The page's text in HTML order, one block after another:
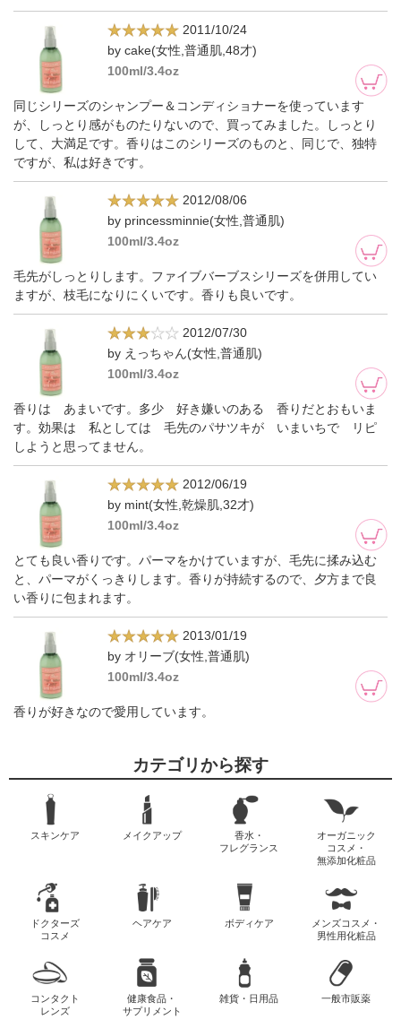
2011/10/24
by cake(女性,普通肌,48才)
100ml/3.4oz
同じシリーズのシャンプー＆コンディショナーを使っています
が、しっとり感がものたりないので、買ってみました。しっとり
して、大満足です。香りはこのシリーズのものと、同じで、独特
ですが、私は好きです。
2012/08/06
by princessminnie(女性,普通肌)
100ml/3.4oz
毛先がしっとりします。ファイブバーブスシリーズを併用してい
ますが、枝毛になりにくいです。香りも良いです。
2012/07/30
by えっちゃん(女性,普通肌)
100ml/3.4oz
香りは あまいです。多少 好き嫌いのある 香りだとおもいま
す。効果は 私としては 毛先のパサツキが いまいちで リピ
しようと思ってません。
2012/06/19
by mint(女性,乾燥肌,32才)
100ml/3.4oz
とても良い香りです。パーマをかけていますが、毛先に揉み込む
と、パーマがくっきりします。香りが持続するので、夕方まで良
い香りに包まれます。
2013/01/19
by オリーブ(女性,普通肌)
100ml/3.4oz
香りが好きなので愛用しています。
カテゴリから探す
スキンケア メイクアップ
香水・
フレグランス
オーガニック
コスメ・
無添加化粧品
ドクターズ
コスメ
ヘアケア ボディケア
メンズコスメ・
男性用化粧品
コンタクト
レンズ
健康食品・
サプリメント
雑貨・日用品 一般市販薬